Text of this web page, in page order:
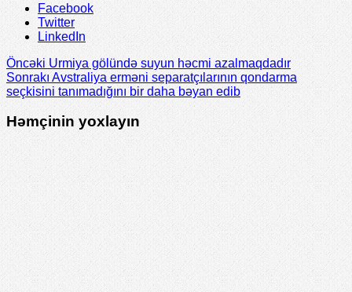
Facebook
Twitter
LinkedIn
ÖncəkiUrmiya gölündə suyun həcmi azalmaqdadır
SonrakıAvstraliya erməni separatçılarının qondarma
seçkisini tanımadığını bir daha bəyan edib
Həmçinin yoxlayın